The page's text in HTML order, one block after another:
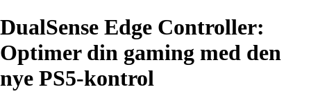
DualSense Edge Controller:
Optimer din gaming med den
nye PS5-kontrol